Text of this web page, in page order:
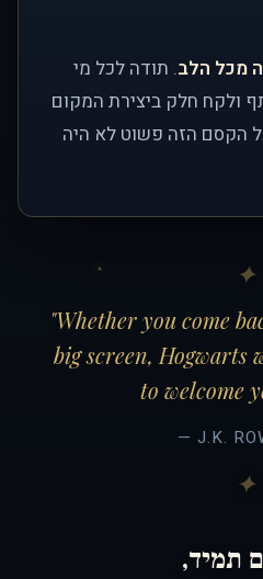
מכל הלב. תודה לכל מי
ולקח חלק ביצירת המקום
הקסם הזה פשוט לא היה
"Whether you come
big screen, Hogwarts
to welcome
— J.K.
תמיד,